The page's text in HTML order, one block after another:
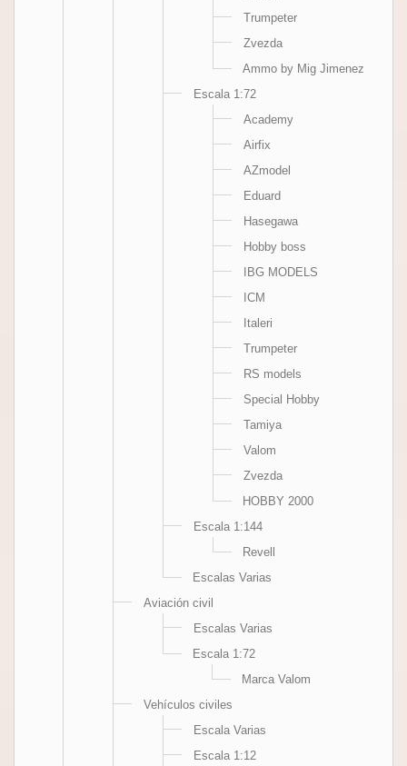
Trumpeter
Zvezda
Ammo by Mig Jimenez
Escala 1:72
Academy
Airfix
AZmodel
Eduard
Hasegawa
Hobby boss
IBG MODELS
ICM
Italeri
Trumpeter
RS models
Special Hobby
Tamiya
Valom
Zvezda
HOBBY 2000
Escala 1:144
Revell
Escalas Varias
Aviación civil
Escalas Varias
Escala 1:72
Marca Valom
Vehículos civiles
Escala Varias
Escala 1:12